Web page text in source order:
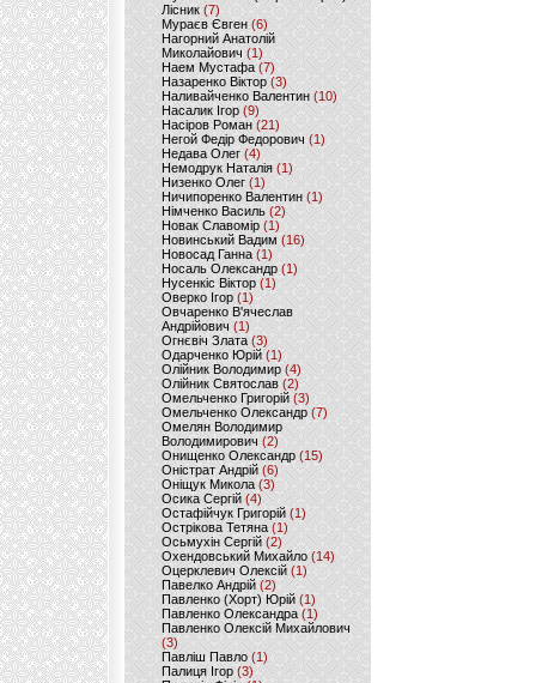
Лісник (7)
Мураєв Євген(6)
Нагорний Анатолій
Миколайович (1)
Наем Мустафа (7)
Назаренко Віктор (3)
Наливайченко Валентин (10)
Насалик Ігор(9)
Насіров Роман (21)
Негой Федір Федорович(1)
Недава Олег(4)
Немодрук Наталія(1)
Низенко Олег (1)
Ничипоренко Валентин (1)
Німченко Василь (2)
Новак Славомір (1)
Новинський Вадим (16)
Новосад Ганна (1)
Носаль Олександр (1)
Нусенкіс Віктор (1)
Оверко Ігор (1)
Овчаренко В'ячеслав
Андрійович(1)
Огнєвіч Злата (3)
Одарченко Юрій(1)
Олійник Володимир (4)
Олійник Святослав (2)
Омельченко Григорій (3)
Омельченко Олександр(7)
Омелян Володимир
Володимирович (2)
Онищенко Олександр (15)
Оністрат Андрій (6)
Оніщук Микола (3)
Осика Сергій(4)
Остафійчук Григорій(1)
Острікова Тетяна (1)
Осьмухін Сергій (2)
Охендовський Михайло (14)
Оцерклевич Олексій (1)
Павелко Андрій (2)
Павленко (Хорт) Юрій (1)
Павленко Олександра (1)
Павленко Олексій Михайлович
(3)
Павліш Павло(1)
Палиця Ігор (3)